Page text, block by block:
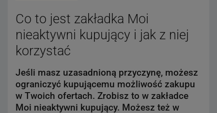
Co to jest zakładka Moi
nieaktywni kupujący i jak z niej
korzystać
Jeśli masz uzasadnioną przyczynę, możesz
ograniczyć kupującemu możliwość zakupu
w Twoich ofertach. Zrobisz to w zakładce
Moi nieaktywni kupujący. Możesz też w